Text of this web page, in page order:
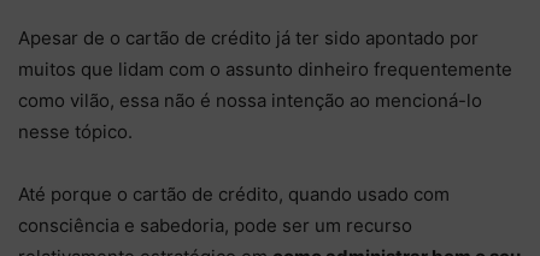
Apesar de o cartão de crédito já ter sido apontado por
muitos que lidam com o assunto dinheiro frequentemente
como vilão, essa não é nossa intenção ao mencioná-lo
nesse tópico.
Até porque o cartão de crédito, quando usado com
consciência e sabedoria, pode ser um recurso